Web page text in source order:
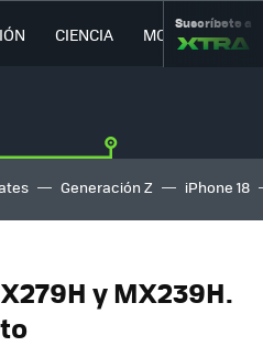
CIENCIA MOVILIDAD
Suscríbete a
Generación Z iPhone 18
y MX239H.